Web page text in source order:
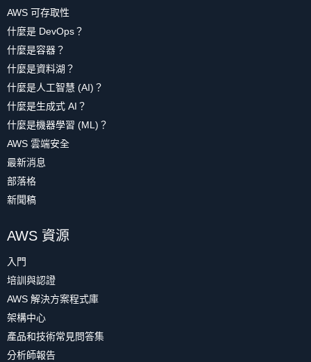
AWS 可存取性
什麼是 DevOps？
什麼是容器？
什麼是資料湖？
什麼是人工智慧 (AI)？
什麼是生成式 AI？
什麼是機器學習 (ML)？
AWS 雲端安全
最新消息
部落格
新聞稿
AWS 資源
入門
培訓與認證
AWS 解決方案程式庫
架構中心
產品和技術常見問答集
分析師報告